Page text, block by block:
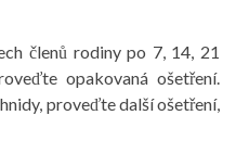
členů rodiny po 7, 14, 21
opakovaná ošetření.
proveďte další ošetření,